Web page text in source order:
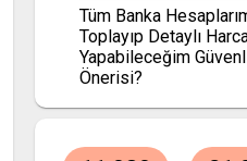
Tüm Banka
Toplayıp Detaylı
Yapabileceğim
Önerisi?